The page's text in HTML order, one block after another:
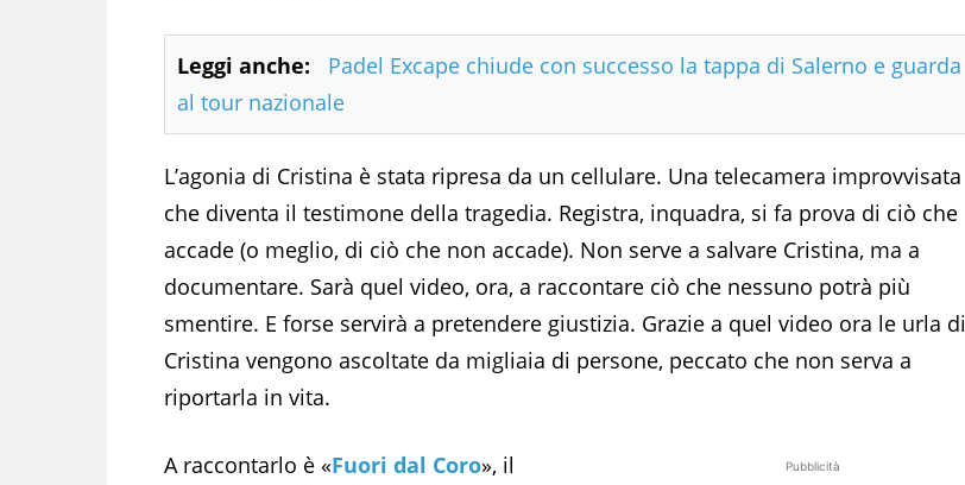
Leggi anche:
Padel Excape chiude con successo la tappa di Salerno e guarda
al tour nazionale
L’agonia di Cristina è stata ripresa da un cellulare. Una telecamera improvvisata
che diventa il testimone della tragedia. Registra, inquadra, si fa prova di ciò che
accade (o meglio, di ciò che non accade). Non serve a salvare Cristina, ma a
documentare. Sarà quel video, ora, a raccontare ciò che nessuno potrà più
smentire. E forse servirà a pretendere giustizia. Grazie a quel video ora le urla di
Cristina vengono ascoltate da migliaia di persone, peccato che non serva a
riportarla in vita.
Pubblicità
A raccontarlo è «Fuori dal Coro», il